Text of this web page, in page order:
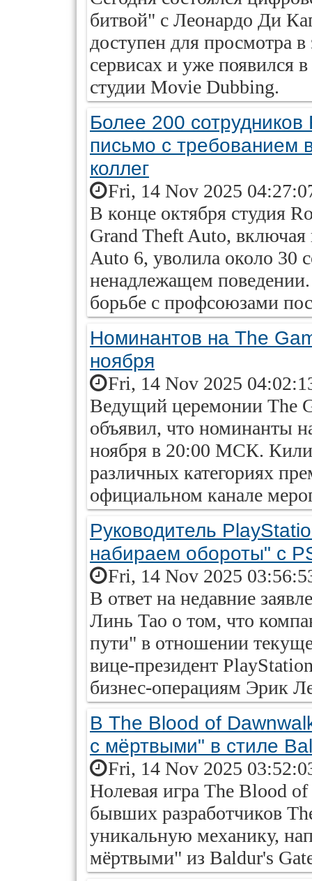
битвой" с Леонардо Ди
доступен для просмотра
сервисах и уже появился
студии Movie Dubbing.
Более 200
письмо с требованием
коллег
Fri, 14 Nov 2025
В конце октября студия
Grand Theft Auto,
Auto 6, уволила около 30
ненадлежащем
борьбе с профсоюзами
Номинантов на The
ноября
Fri, 14 Nov 2025
Ведущий церемонии The
объявил, что номинанты
ноября в 20:00 МСК. Кили
различных категориях
официальном канале
Руководитель
набираем обороты" с
Fri, 14 Nov 2025
В ответ на недавние
Линь Тао о том, что
пути" в отношении
вице-президент
бизнес-операциям Эрик
В The Blood of
с мёртвыми" в стиле
Fri, 14 Nov 2025
Hолевая игра The Blood
бывших разработчиков
уникальную механику,
мёртвыми" из Baldur's